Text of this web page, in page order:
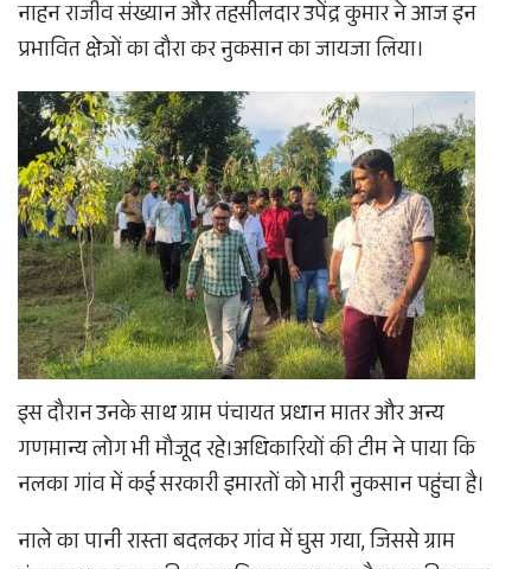
नाहन राजीव संख्यान और तहसीलदार उपेंद्र कुमार ने आज इन
प्रभावित क्षेत्रों का दौरा कर नुकसान का जायजा लिया।
इस दौरान उनके साथ ग्राम पंचायत प्रधान मातर और अन्य
गणमान्य लोग भी मौजूद रहे।अधिकारियों की टीम ने पाया कि
नलका गांव में कई सरकारी इमारतों को भारी नुकसान पहुंचा है।
नाले का पानी रास्ता बदलकर गांव में घुस गया, जिससे ग्राम